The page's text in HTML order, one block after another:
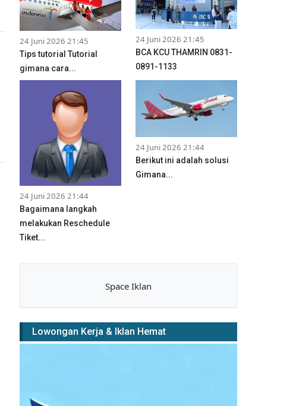
24 Juni 2026 21:45
Tips tutorial Tutorial
gimana cara...
24 Juni 2026 21:45
BCA KCU THAMRIN 0831-
0891-1133
24 Juni 2026 21:44
Bagaimana langkah
melakukan Reschedule
Tiket...
24 Juni 2026 21:44
Berikut ini adalah solusi
Gimana...
Space Iklan
Lowongan Kerja & Iklan Hemat